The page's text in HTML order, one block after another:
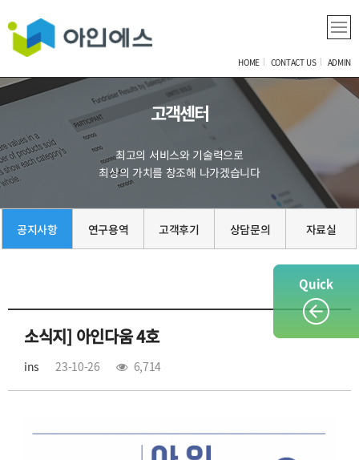
HOME CONTACT US ADMIN
고객센터
최고의 서비스와 기술력으로
최상의 가치를 창조해 나가겠습니다
공지사항 연구용역 고객후기 상담문의 자료실
소식지] 아인다움 4호
ins 23-10-26 6,714
Quick